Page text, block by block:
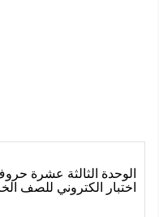
الوحدة الثالثة عشرة
اختبار الكتروني للصف